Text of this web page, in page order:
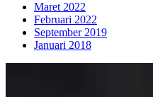
Maret 2022
Februari 2022
September 2019
Januari 2018